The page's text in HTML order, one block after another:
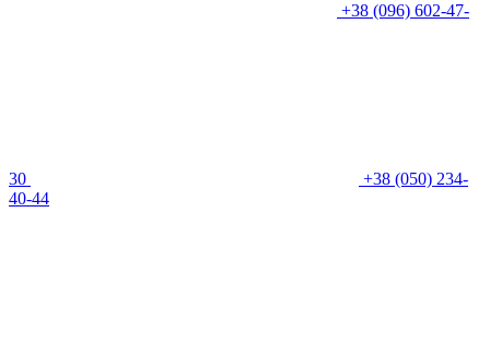
+38 (096) 602-47-
30
+38 (050) 234-
40-44